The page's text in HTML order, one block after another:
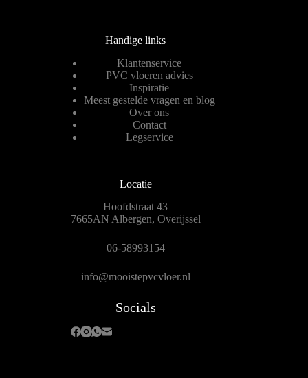
Handige links
Klantenservice
PVC vloeren advies
Inspiratie
Meest gestelde vragen en blog
Over ons
Contact
Legservice
Locatie
Hoofdstraat 43
7665AN Albergen, Overijssel
06-58993154
info@mooistepvcvloer.nl
Socials